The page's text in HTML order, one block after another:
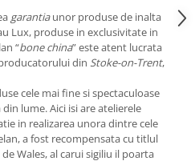
garantiaunor produse de inalta
Lux, produse in exclusivitate in
“bone china” este atent lucrata
din Stoke-on-Trent,
cele mai fine si spectaculoase
lume. Aici isi are atelierele
in realizarea unora dintre cele
a fost recompensata cu titlul
Wales, al carui sigiliu il poarta